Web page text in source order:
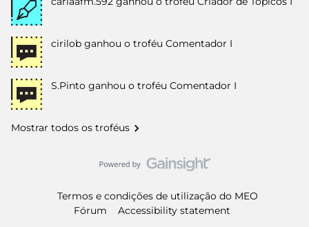
cirilob ganhou o troféu Comentador I
S.Pinto ganhou o troféu Comentador I
Mostrar todos os troféus
Termos e condições de utilização do MEO
Fórum
Accessibility statement